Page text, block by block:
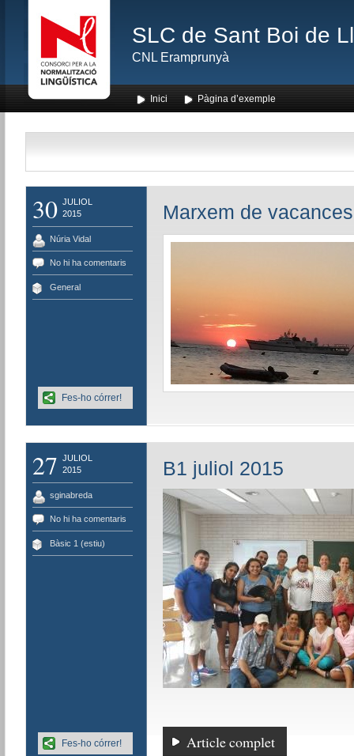
SLC de Sant Boi de
CNL Eramprunyà
Inici Pàgina d’exemple
30 JULIOL
2015
Núria Vidal
No hi ha comentaris
General
Marxem de
Fes-ho córrer!
27 JULIOL
2015
sginabreda
No hi ha comentaris
Bàsic 1 (estiu)
B1 juliol 2015
Article complet
Fes-ho córrer!